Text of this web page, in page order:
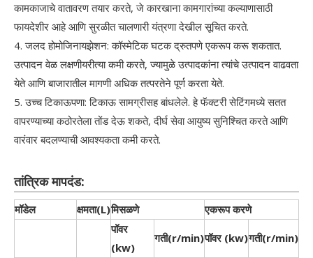
कामकाजाचे वातावरण तयार करते, जे कारखाना कामगारांच्या कल्याणासाठी
फायदेशीर आहे आणि सुरळीत चालणारी यंत्रणा देखील सूचित करते.
4. जलद होमोजिनायझेशन: कॉस्मेटिक घटक द्रुतपणे एकरूप करू शकतात.
उत्पादन वेळ लक्षणीयरीत्या कमी करते, ज्यामुळे उत्पादकांना त्यांचे उत्पादन वाढवता
येते आणि बाजारातील मागणी अधिक तत्परतेने पूर्ण करता येते.
5. उच्च टिकाऊपणा: टिकाऊ सामग्रीसह बांधलेले. हे फॅक्टरी सेटिंगमध्ये सतत
वापरण्याच्या कठोरतेला तोंड देऊ शकते, दीर्घ सेवा आयुष्य सुनिश्चित करते आणि
वारंवार बदलण्याची आवश्यकता कमी करते.
तांत्रिक मापदंड:
मॉडेल क्षमता(L)मिसळणे
एकरूप करणे
पॉवर
(kw)
गती(r/min)पॉवर (kw)गती(r/min)